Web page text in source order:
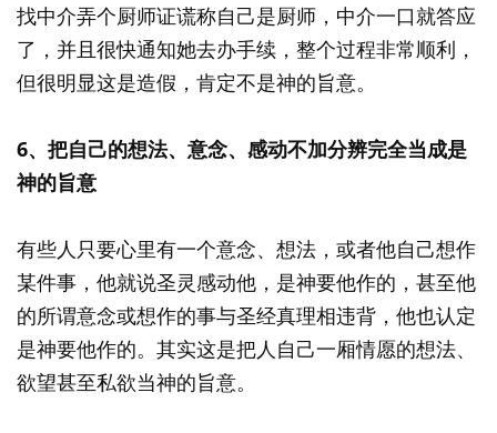
找中介弄个厨师证谎称自己是厨师，中介一口就答应
了，并且很快通知她去办手续，整个过程非常顺利，
但很明显这是造假，肯定不是神的旨意。
6、把自己的想法、意念、感动不加分辨完全当成是
神的旨意
有些人只要心里有一个意念、想法，或者他自己想作
某件事，他就说圣灵感动他，是神要他作的，甚至他
的所谓意念或想作的事与圣经真理相违背，他也认定
是神要他作的。其实这是把人自己一厢情愿的想法、
欲望甚至私欲当神的旨意。